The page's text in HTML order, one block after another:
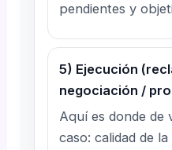
pendientes y
5) Ejecución
negociación /
Aquí es donde de
caso: calidad de